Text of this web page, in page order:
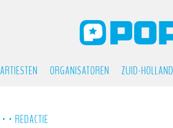
ARTIESTEN ORGANISATOREN ZUID-HOLLAND
• • REDACTIE